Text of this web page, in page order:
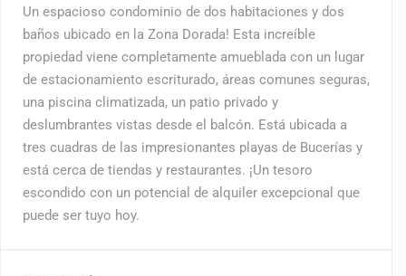
Un espacioso condominio de dos habitaciones y dos
baños ubicado en la Zona Dorada! Esta increíble
propiedad viene completamente amueblada con un lugar
de estacionamiento escriturado, áreas comunes seguras,
una piscina climatizada, un patio privado y
deslumbrantes vistas desde el balcón. Está ubicada a
tres cuadras de las impresionantes playas de Bucerías y
está cerca de tiendas y restaurantes. ¡Un tesoro
escondido con un potencial de alquiler excepcional que
puede ser tuyo hoy.